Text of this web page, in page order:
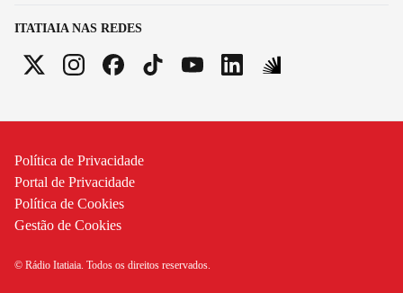
ITATIAIA NAS REDES
Política de Privacidade
Portal de Privacidade
Política de Cookies
Gestão de Cookies
© Rádio Itatiaia. Todos os direitos reservados.